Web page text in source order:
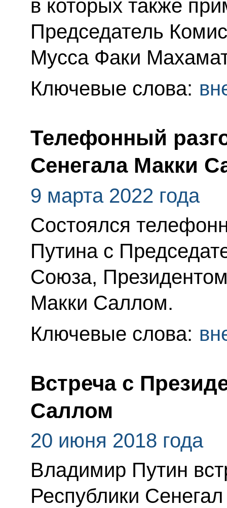
в которых также
Председатель
Мусса Факи
Ключевые слова:
Телефонный
Сенегала Макки
9 марта 2022 года
Состоялся
Путина с
Союза,
Макки Саллом.
Ключевые слова:
Встреча с
Саллом
20 июня 2018 года
Владимир Путин
Республики